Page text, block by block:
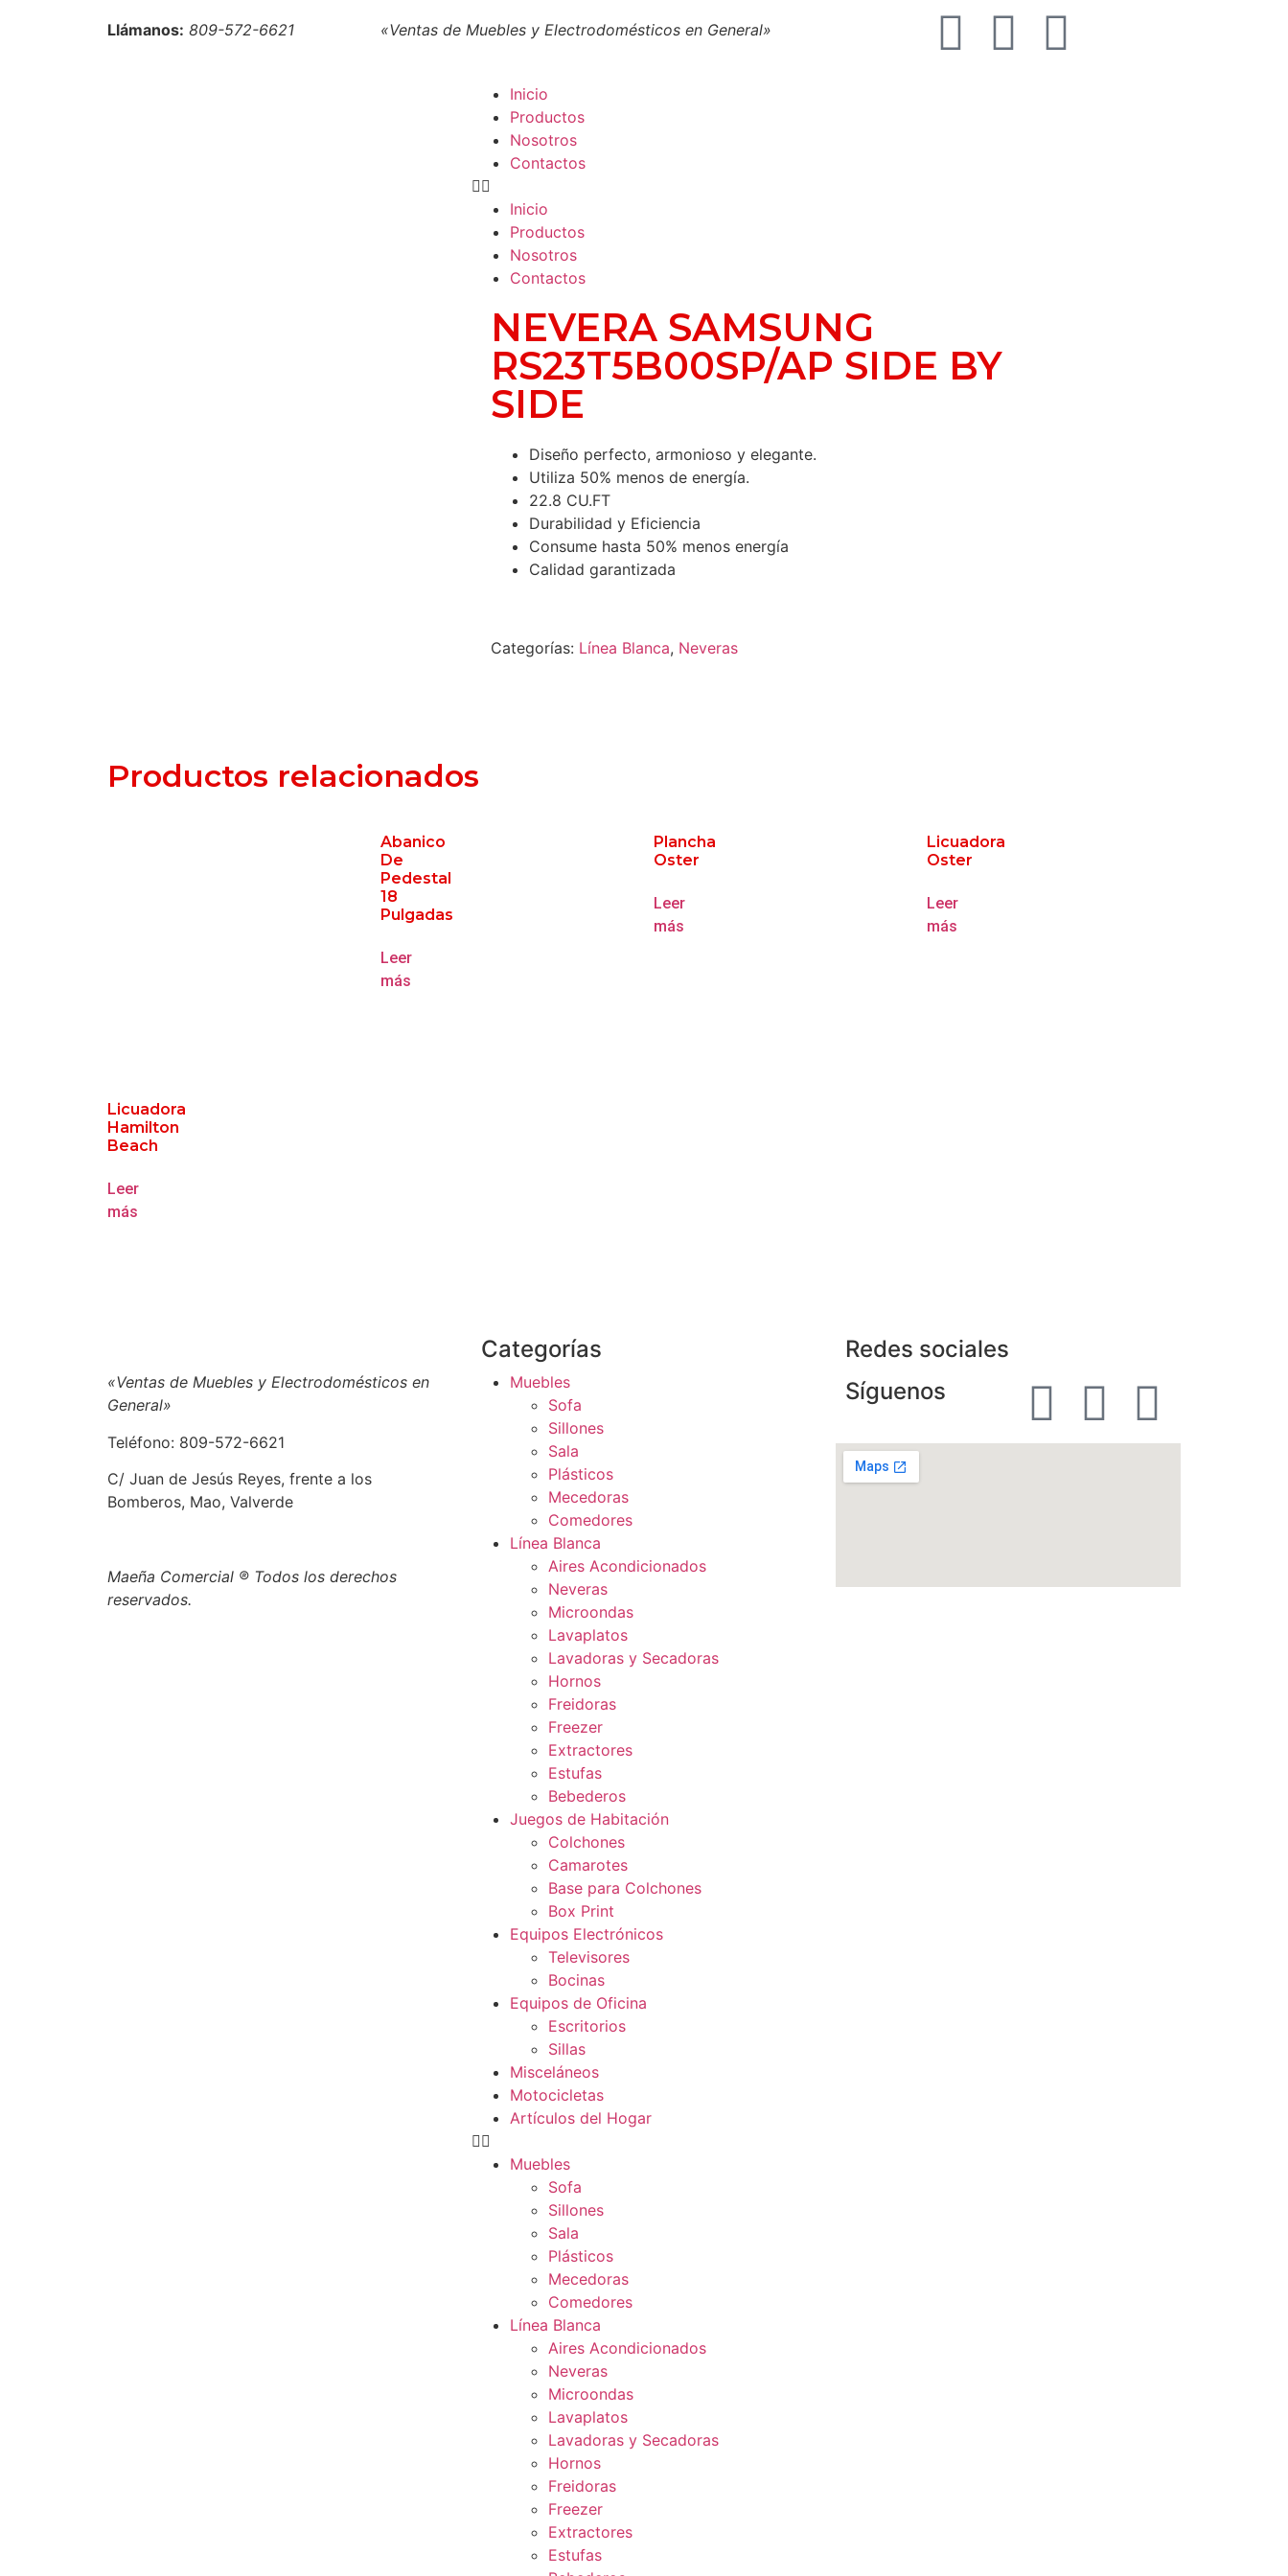
Llámanos: 809-572-6621 «Ventas de Muebles y Electrodomésticos en General»
Inicio
Productos
Nosotros
Contactos
Inicio
Productos
Nosotros
Contactos
NEVERA SAMSUNG
RS23T5B00SP/AP SIDE BY
SIDE
Diseño perfecto, armonioso y elegante.
Utiliza 50% menos de energía.
22.8 CU.FT
Durabilidad y Eficiencia
Consume hasta 50% menos energía
Calidad garantizada
Categorías: Línea Blanca, Neveras
Productos relacionados
Abanico
De
Pedestal
18
Pulgadas
Leer
más
Plancha
Oster
Leer
más
Licuadora
Oster
Leer
más
Licuadora
Hamilton
Beach
Leer
más
«Ventas de Muebles y Electrodomésticos en
General»
Teléfono: 809-572-6621
C/ Juan de Jesús Reyes, frente a los
Bomberos, Mao, Valverde
Maeña Comercial ® Todos los derechos
reservados.
Categorías
Muebles
Sofa
Sillones
Sala
Plásticos
Mecedoras
Comedores
Línea Blanca
Aires Acondicionados
Neveras
Microondas
Lavaplatos
Lavadoras y Secadoras
Hornos
Freidoras
Freezer
Extractores
Estufas
Bebederos
Juegos de Habitación
Colchones
Camarotes
Base para Colchones
Box Print
Equipos Electrónicos
Televisores
Bocinas
Equipos de Oficina
Escritorios
Sillas
Misceláneos
Motocicletas
Artículos del Hogar
Muebles
Sofa
Sillones
Sala
Plásticos
Mecedoras
Comedores
Línea Blanca
Aires Acondicionados
Neveras
Microondas
Lavaplatos
Lavadoras y Secadoras
Hornos
Freidoras
Freezer
Extractores
Estufas
Redes sociales
Síguenos